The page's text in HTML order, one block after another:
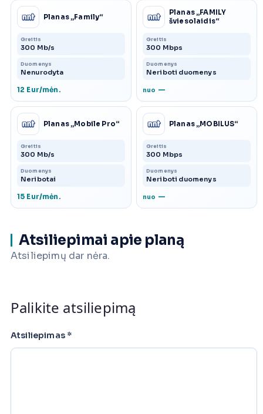
Planas „Family“
Greitis
300 Mb/s
Duomenys
Nenurodyta
12 Eur/mėn.
Planas „FAMILY
šviesolaidis“
Greitis
300 Mbps
Duomenys
Neriboti duomenys
nuo —
Planas „Mobile Pro“
Greitis
300 Mb/s
Duomenys
Neribotai
15 Eur/mėn.
Planas „MOBILUS“
Greitis
300 Mbps
Duomenys
Neriboti duomenys
nuo —
Atsiliepimai apie planą
Atsiliepimų dar nėra.
Palikite atsiliepimą
Atsiliepimas *